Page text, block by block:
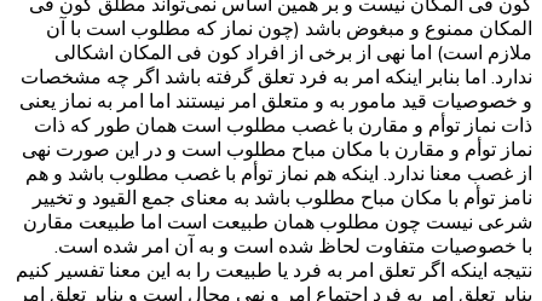
المکان ممنوع و مبغوض باشد (چون نماز که مطلوب است با آن
ملازم است) اما نهی از برخی از افراد کون فی المکان اشکالی
ندارد. اما بنابر اینکه امر به فرد تعلق گرفته باشد اگر چه مشخصات
و خصوصیات قید مامور به و متعلق امر نیستند اما امر به نماز یعنی
ذات نماز توأم و مقارن با غصب مطلوب است همان طور که ذات
نماز توأم و مقارن با مکان مباح مطلوب است و در این صورت نهی
از غصب معنا ندارد. اینکه هم نماز توأم با غصب مطلوب باشد و هم
نامز توأم با مکان مباح مطلوب باشد به معنای جمع القیود و تخییر
شرعی نیست چون مطلوب همان طبیعت است اما طبیعت مقارن
با خصوصیات متفاوت لحاظ شده است و به آن امر شده است.
نتیجه اینکه اگر تعلق امر به فرد یا طبیعت را به این معنا تفسیر کنیم
بنابر تعلق امر به فرد اجتماع امر و نهی محال است و بنابر تعلق امر